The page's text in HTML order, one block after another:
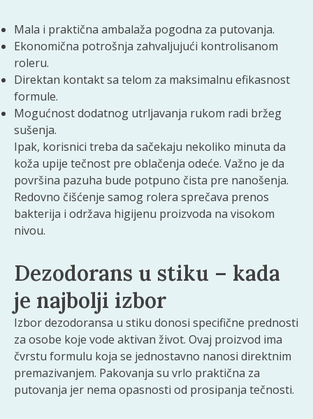
Mala i praktična ambalaža pogodna za putovanja.
Ekonomična potrošnja zahvaljujući kontrolisanom
roleru.
Direktan kontakt sa telom za maksimalnu efikasnost
formule.
Mogućnost dodatnog utrljavanja rukom radi bržeg
sušenja.
Ipak, korisnici treba da sačekaju nekoliko minuta da
koža upije tečnost pre oblačenja odeće. Važno je da
površina pazuha bude potpuno čista pre nanošenja.
Redovno čišćenje samog rolera sprečava prenos
bakterija i održava higijenu proizvoda na visokom
nivou.
Dezodorans u stiku – kada
je najbolji izbor
Izbor dezodoransa u stiku donosi specifične prednosti
za osobe koje vode aktivan život. Ovaj proizvod ima
čvrstu formulu koja se jednostavno nanosi direktnim
premazivanjem. Pakovanja su vrlo praktična za
putovanja jer nema opasnosti od prosipanja tečnosti.